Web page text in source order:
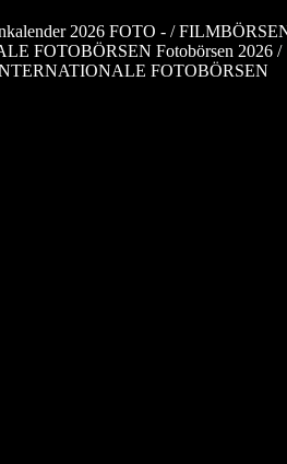
2026 FOTO - /
FOTOBÖRSEN Fotobörsen 2026 /
FOTOBÖRSEN